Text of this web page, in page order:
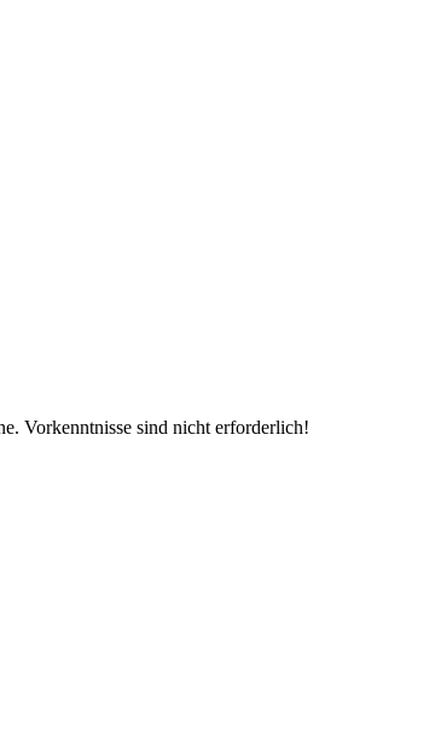
Vorkenntnisse sind nicht erforderlich!